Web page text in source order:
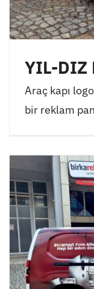
YIL-DIZ
Araç kapı
bir reklam